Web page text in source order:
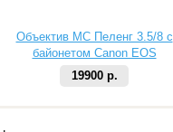
Объектив МС Пеленг 3.5/8 с
байонетом Canon EOS
19900 р.